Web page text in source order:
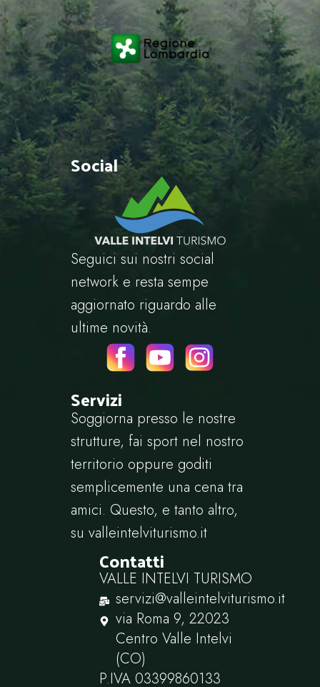
Social
Seguici sui nostri social
network e resta sempe
aggiornato riguardo alle
ultime novità.
Servizi
Soggiorna presso le nostre
strutture, fai sport nel nostro
territorio oppure goditi
semplicemente una cena tra
amici. Questo, e tanto altro,
su valleintelviturismo.it
Contatti
VALLE INTELVI TURISMO
servizi@valleintelviturismo.it
via Roma 9, 22023
Centro Valle Intelvi
(CO)
P.IVA ‭03399860133‬